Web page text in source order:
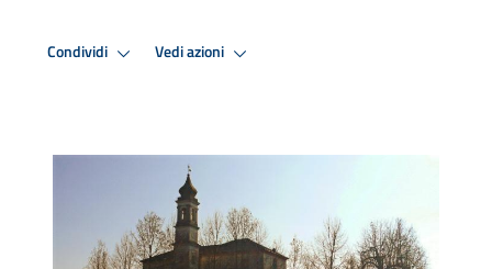
Condividi Vedi azioni